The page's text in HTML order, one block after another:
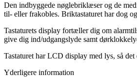
Den indbyggede nøglebriklæser og de
til- eller frakobles. Briktastaturet har dog
Tastaturets display fortæller dig om
give dig ind/udgangslyde samt
Tastaturet har LCD display med lys, så
Yderligere information